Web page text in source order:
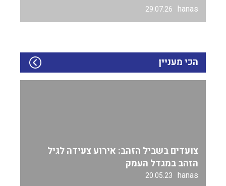
hanas
29.07.26
הכי מעניין
צועדים בשביל הזהב: אירוע צעידה לגיל
הזהב במגדל העמק
hanas
20.05.23